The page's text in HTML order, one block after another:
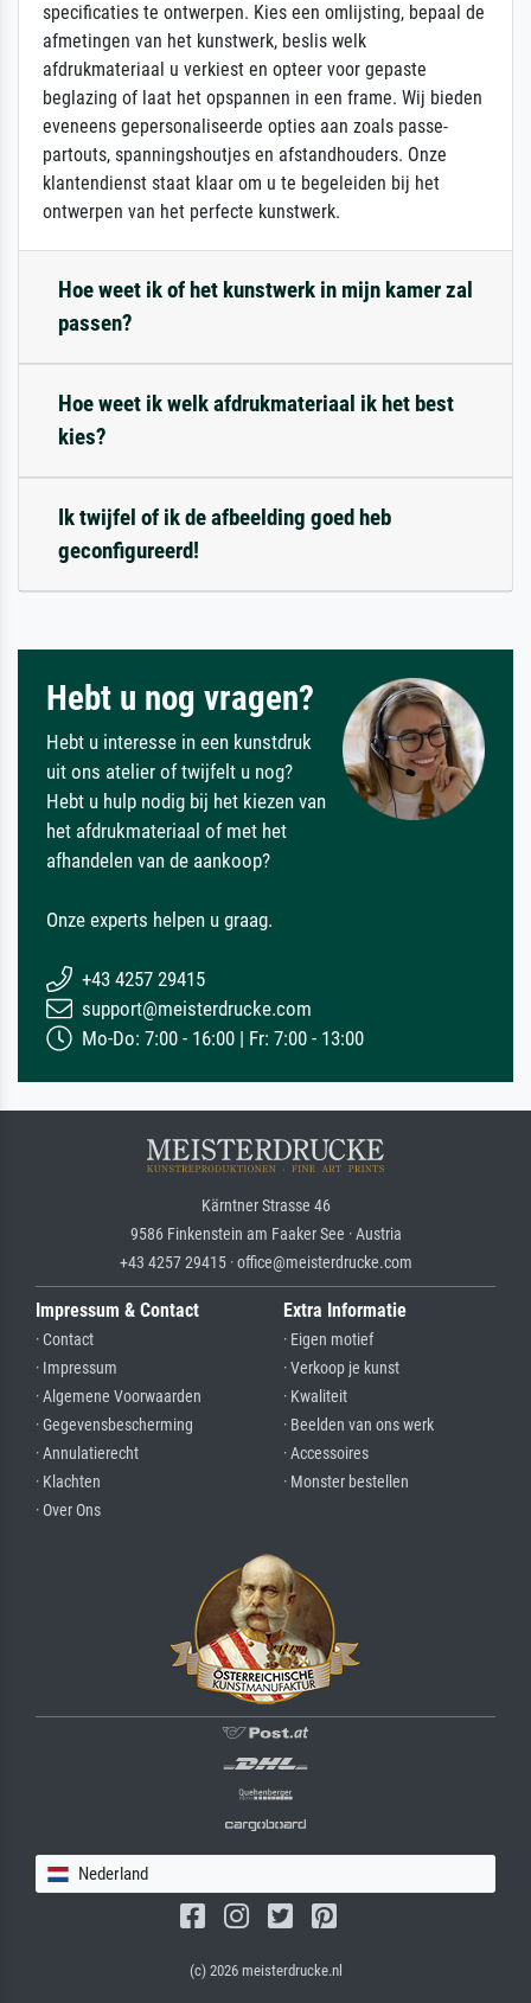
specificaties te ontwerpen. Kies een omlijsting, bepaal de
afmetingen van het kunstwerk, beslis welk
afdrukmateriaal u verkiest en opteer voor gepaste
beglazing of laat het opspannen in een frame. Wij bieden
eveneens gepersonaliseerde opties aan zoals passe-
partouts, spanningshoutjes en afstandhouders. Onze
klantendienst staat klaar om u te begeleiden bij het
ontwerpen van het perfecte kunstwerk.
Hoe weet ik of het kunstwerk in mijn kamer zal
passen?
Hoe weet ik welk afdrukmateriaal ik het best
kies?
Ik twijfel of ik de afbeelding goed heb
geconfigureerd!
Hebt u nog vragen?
Hebt u interesse in een kunstdruk
uit ons atelier of twijfelt u nog?
Hebt u hulp nodig bij het kiezen van
het afdrukmateriaal of met het
afhandelen van de aankoop?
Onze experts helpen u graag.
+43 4257 29415
support@meisterdrucke.com
Mo-Do: 7:00 - 16:00 | Fr: 7:00 - 13:00
Kärntner Strasse 46
9586 Finkenstein am Faaker See · Austria
+43 4257 29415 · office@meisterdrucke.com
Impressum & Contact
· Contact
· Impressum
· Algemene Voorwaarden
· Gegevensbescherming
· Annulatierecht
· Klachten
· Over Ons
Extra Informatie
· Eigen motief
· Verkoop je kunst
· Kwaliteit
· Beelden van ons werk
· Accessoires
· Monster bestellen
Nederland
(c) 2026 meisterdrucke.nl